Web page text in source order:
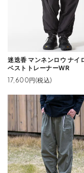
迷迭香 マンネンロウ ナイ
ベストトレーナーWR
17,600円(税込)